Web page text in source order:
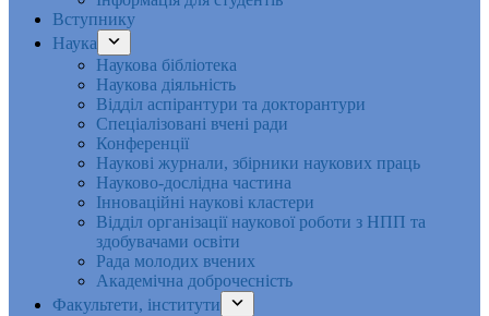
Вступнику
Наука
Наукова бібліотека
Наукова діяльність
Відділ аспірантури та докторантури
Спеціалізовані вчені ради
Конференції
Наукові журнали, збірники наукових праць
Науково-дослідна частина
Інноваційні наукові кластери
Відділ організації наукової роботи з НПП та
здобувачами освіти
Рада молодих вчених
Академічна доброчесність
Факультети, інститути